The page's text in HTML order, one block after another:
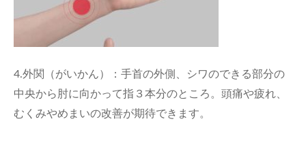
4.外関（がいかん）：手首の外側、シワのできる部分の
中央から肘に向かって指３本分のところ。頭痛や疲れ、
むくみやめまいの改善が期待できます。